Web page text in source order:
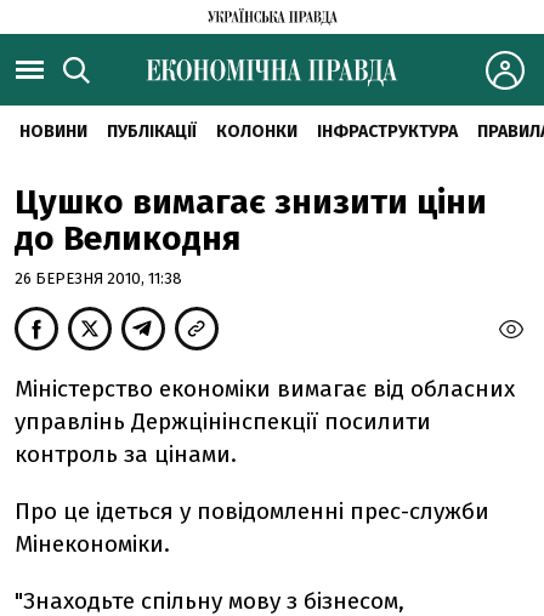
НОВИНИ ПУБЛІКАЦІЇ КОЛОНКИ ІНФРАСТРУКТУРА
Цушко вимагає знизити ціни
до Великодня
26 БЕРЕЗНЯ 2010, 11:38
Міністерство економіки вимагає від обласних
управлінь Держцінінспекції посилити
контроль за цінами.
Про це ідеться у повідомленні прес-служби
Мінекономіки.
"Знаходьте спільну мову з бізнесом,